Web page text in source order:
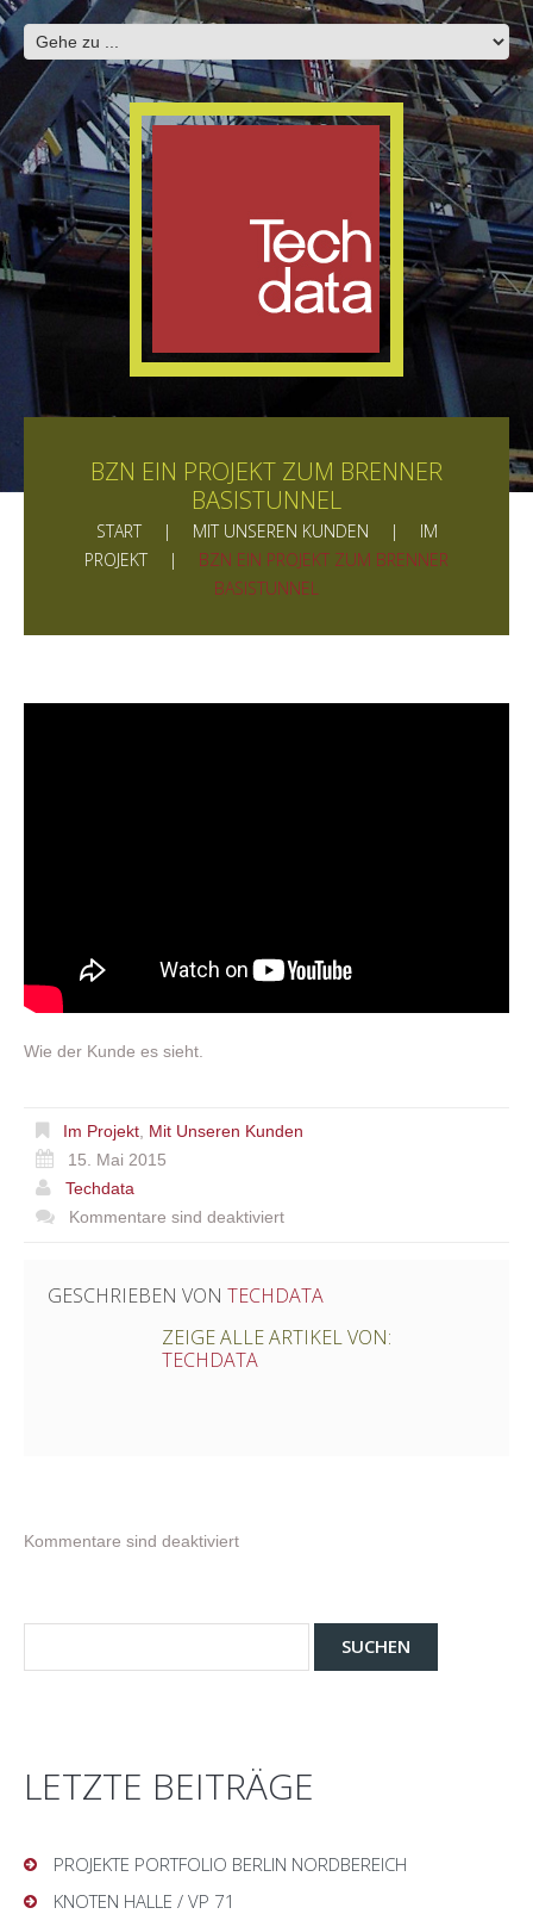
BZN EIN PROJEKT ZUM BRENNER
BASISTUNNEL
START MIT UNSEREN KUNDEN
IM
PROJEKT
BZN EIN PROJEKT ZUM BRENNER
BASISTUNNEL
Wie der Kunde es sieht.
Im Projekt Mit Unseren Kunden
15. Mai 2015
Techdata
Kommentare sind deaktiviert
GESCHRIEBEN VON TECHDATA
ZEIGE ALLE ARTIKEL VON:
TECHDATA
Kommentare sind deaktiviert
LETZTE BEITRÄGE
PROJEKTE PORTFOLIO BERLIN NORDBEREICH
KNOTEN HALLE / VP 71